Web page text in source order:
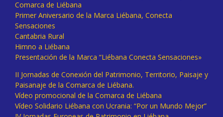
Comarca de Liébana
Primer Aniversario de la Marca Liébana, Conecta
Sensaciones
Cantabria Rural
Himno a Liébana
Presentación de la Marca “Liébana Conecta Sensaciones»
II Jornadas de Conexión del Patrimonio, Territorio, Paisaje y
Paisanaje de la Comarca de Liébana.
Vídeo promocional de la Comarca de Liébana
Vídeo Solidario Liébana con Ucrania: “Por un Mundo Mejor”